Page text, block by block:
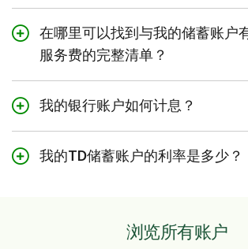
财轻松在线申请符合条件的产品和服
录后，您也可以选择获取账户
由于储蓄账户可以赚取利息，因此更
现储蓄目标，而不是用于日常交易。
您必须达到居住地所在省份或地区的
龄方可在线开设银行账户。
立即在线开设银行账户。
如果您已经是TD客户，您可以通过易
财轻松在线申请符合条件的产品和服
您也可以选择获取账户 以开设账户。
有效护照或1种由加拿大政府签发
通过加入易储蓄和预先授权转账服务
计划，让您的资金不断增长。
易储蓄（Simply Save）计划 - 每次使
在哪里可以找到与我的储蓄账户
服务费的完整清单？
账户费用和信息 如需了解个人支票或
相关的费用，请参阅 我们的账户及相
我的银行账户如何计息？
通常情况下，我们会根据您账户的每
算利息。如果您有利息收入，我们会
我的TD储蓄账户的利率是多少？
浏览所有账户